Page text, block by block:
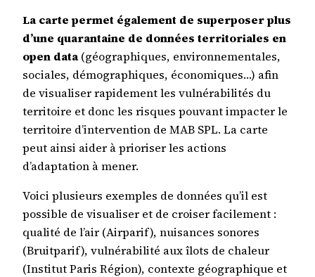
La carte permet également de superposer plus
d’une quarantaine de données territoriales en
open data (géographiques, environnementales,
sociales, démographiques, économiques…) afin
de visualiser rapidement les vulnérabilités du
territoire et donc les risques pouvant impacter le
territoire d’intervention de MAB SPL. La carte
peut ainsi aider à prioriser les actions
d’adaptation à mener.
Voici plusieurs exemples de données qu’il est
possible de visualiser et de croiser facilement :
qualité de l’air (Airparif), nuisances sonores
(Bruitparif), vulnérabilité aux îlots de chaleur
(Institut Paris Région), contexte géographique et